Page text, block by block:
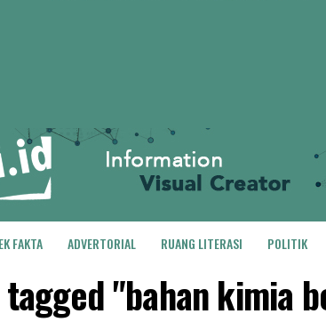
FAKTA ADVERTORIAL RUANG LITERASI POLITIK
"bahan kimia